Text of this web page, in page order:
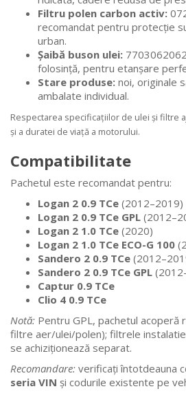
Filtru polen carbon activ:
recomandat pentru protecție
urban.
Șaibă buson ulei:
folosință, pentru etanșare
Stare produse: noi, originale
ambalate individual.
Respectarea specificațiilor de ulei și filtre
și a duratei de viață a motorului.
Compatibilitate
Pachetul este recomandat pentru:
Logan 2 0.9 TCe (2012–2019)
Logan 2 0.9 TCe GPL
Logan 2 1.0 TCe (2020)
Logan 2 1.0 TCe ECO-G 100
Sandero 2 0.9 TCe
Sandero 2 0.9 TCe GPL
Captur 0.9 TCe
Clio 4 0.9 TCe
Notă: Pentru GPL, pachetul acoperă
filtre aer/ulei/polen); filtrele
se achiziționează separat.
Recomandare: verificați întotdeauna
seria VIN și codurile existente pe